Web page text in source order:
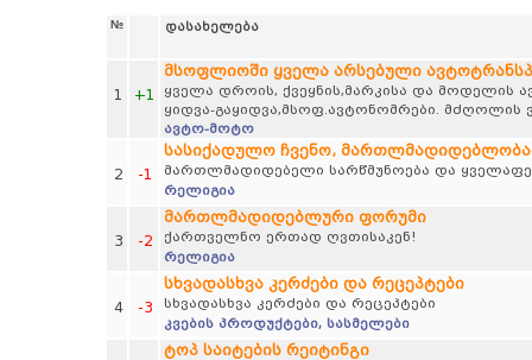
№ დასახელება
1 +1
მსოფლიოში ყველა არსებული
ყველა დროის, ქვეყნის,მარკისა და მოდელის
ყიდვა-გაყიდვა,მსოფ.ავტონომრები. მძღოლის
ავტო-მოტო
2 -1
სასიქადულო ჩვენო,
მართლმადიდებელი სარწმუნოება და
რელიგია
3 -2
მართლმადიდებლური ფორუმი
ქართველნო ერთად ღვთისაკენ!
რელიგია
4 -3
სხვადასხვა კერძები და რეცეპტები
სხვადასხვა კერძები და რეცეპტები
კვების პროდუქტები, სასმელები
ტოპ საიტების რეიტინგი